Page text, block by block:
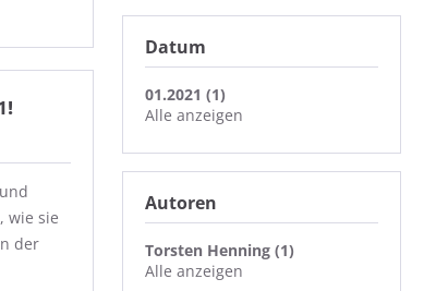
Datum
01.2021 (1)
Alle anzeigen
Autoren
Torsten Henning (1)
Alle anzeigen
wie sie
der